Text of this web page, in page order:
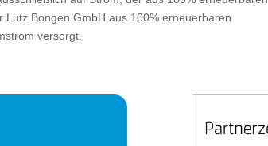
Bongen GmbH aus 100% erneuerbaren
versorgt.